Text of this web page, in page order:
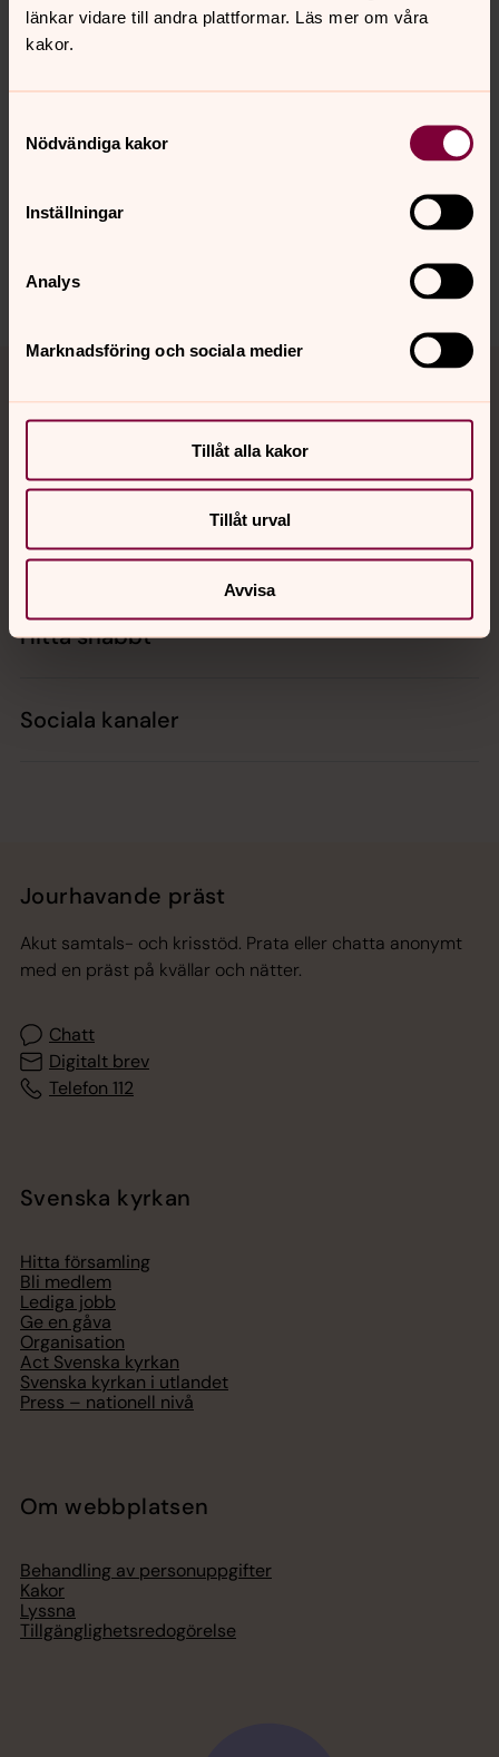
länkar vidare till andra plattformar. Läs mer om våra
kakor.
Nödvändiga kakor
Inställningar
Analys
Marknadsföring och sociala medier
Tillåt alla kakor
Tillåt urval
Avvisa
Glöm inte att meddela specialkost.
Varmt välkommen med!
innehåll?
Dela
Tillbaka till toppen
Tillbaka till innehållet
Kalender
Hitta snabbt
Sociala kanaler
Jourhavande präst
Akut samtals- och krisstöd. Prata eller chatta anonymt
med en präst på kvällar och nätter.
Chatt
Digitalt brev
Telefon 112
Svenska kyrkan
Hitta församling
Bli medlem
Lediga jobb
Ge en gåva
Organisation
Act Svenska kyrkan
Svenska kyrkan i utlandet
Press – nationell nivå
Om webbplatsen
Behandling av personuppgifter
Kakor
Lyssna
Tillgänglighetsredogörelse